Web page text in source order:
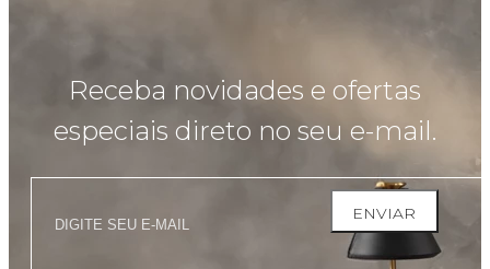
Receba novidades e ofertas
especiais direto no seu e-mail.
ENVIAR